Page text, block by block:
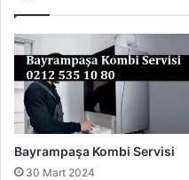
Bayrampaşa Kombi Servisi
30 Mart 2024